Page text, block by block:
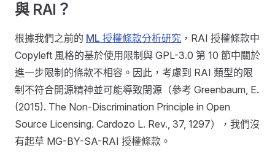
與 RAI？
根據我們之前的 ML 授權條款分析研究 ，RAI 授權條款中
Copyleft 風格的基於使用限制與 GPL-3.0 第 10 節中關於
進一步限制的條款不相容。因此，考慮到 RAI 類型的限
制不符合開源精神並可能導致閉源（參考 Greenbaum, E.
(2015). The Non-Discrimination Principle in Open
Source Licensing. Cardozo L. Rev., 37, 1297），我們沒
有起草 MG-BY-SA-RAI 授權條款。